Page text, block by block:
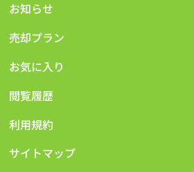
お知らせ
売却プラン
お気に入り
閲覧履歴
利用規約
サイトマップ